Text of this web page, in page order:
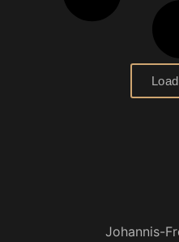
Johannis-